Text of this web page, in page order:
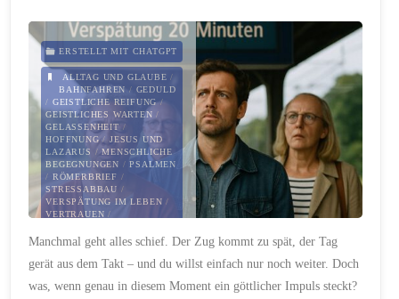
ERSTELLT MIT CHATGPT
ALLTAG UND GLAUBE /
BAHNFAHREN / GEDULD
/ GEISTLICHE REIFUNG/
GEISTLICHES WARTEN /
GELASSENHEIT/
HOFFNUNG/ JESUS UND
LAZARUS /MENSCHLICHE
BEGEGNUNGEN /PSALMEN
/ RÖMERBRIEF /
STRESSABBAU /
VERSPÄTUNG IM LEBEN /
VERTRAUEN /
ZUGVERSPÄTUNG
19. JULI 2025
Manchmal geht alles schief. Der Zug kommt zu spät, der Tag
gerät aus dem Takt – und du willst einfach nur noch weiter. Doch
was, wenn genau in diesem Moment ein göttlicher Impuls steckt?